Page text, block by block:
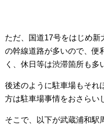
ただ、国道17号をはじめ
の幹線道路が多いので、便
く、休日等は渋滞箇所も多
後述のように駐車場もそれ
方は駐車場事情をおさらい
そこで、以下が武蔵浦和駅